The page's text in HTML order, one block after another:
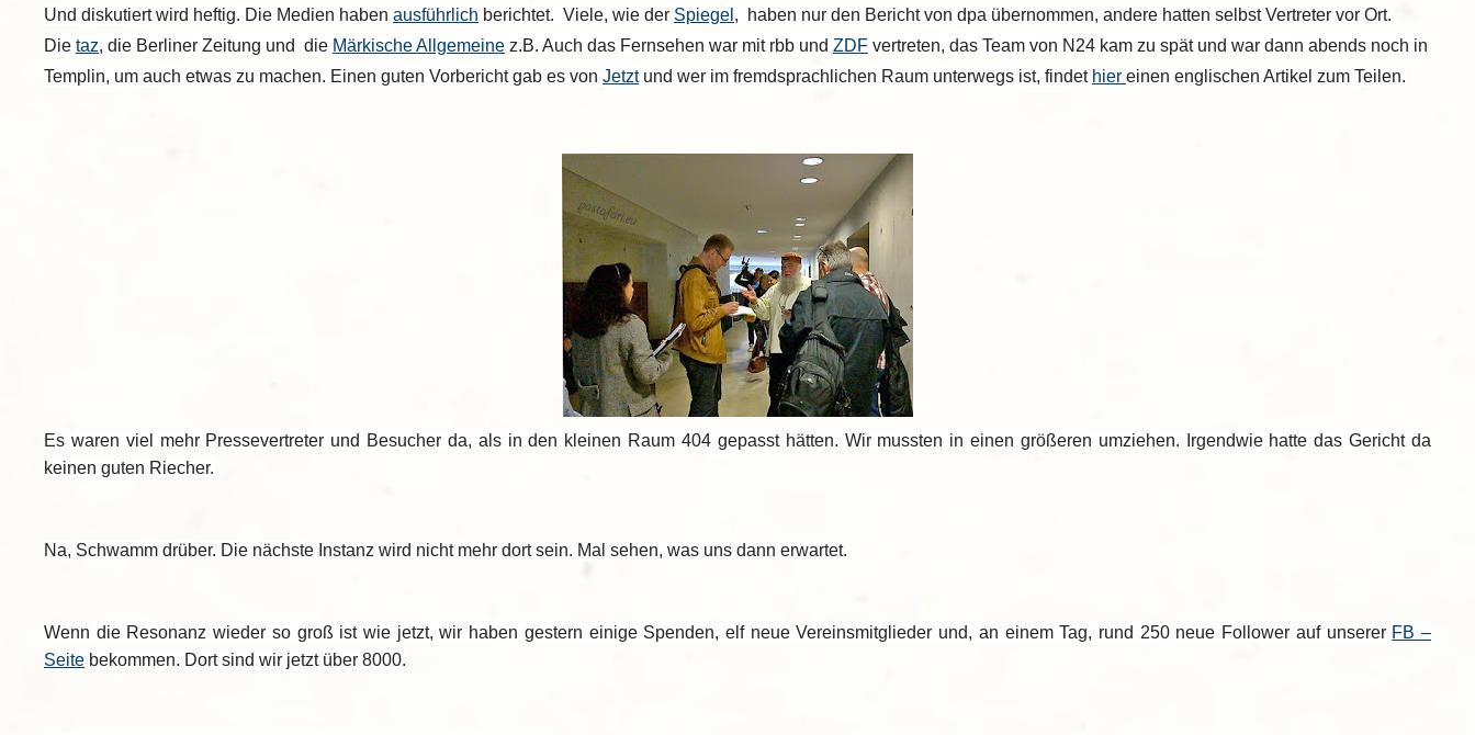
Und diskutiert wird heftig. Die Medien haben ausführlich berichtet. Viele, wie der Spiegel , haben nur den Bericht von dpa übernommen, andere hatten selbst Vertreter vor Ort.
Die taz, die Berliner Zeitung und die Märkische Allgemeine z.B. Auch das Fernsehen war mit rbb und ZDF vertreten, das Team von N24 kam zu spät und war dann abends noch in
Templin, um auch etwas zu machen. Einen guten Vorbericht gab es von Jetztund wer im fremdsprachlichen Raum unterwegs ist, findet hier einen englischen Artikel zum Teilen.
Es waren viel mehr Pressevertreter und Besucher da, als in den kleinen Raum 404 gepasst hätten. Wir mussten in einen größeren umziehen. Irgendwie hatte das Gericht da
keinen guten Riecher.
Na, Schwamm drüber. Die nächste Instanz wird nicht mehr dort sein. Mal sehen, was uns dann erwartet.
Wenn die Resonanz wieder so groß ist wie jetzt, wir haben gestern einige Spenden, elf neue Vereinsmitglieder und, an einem Tag, rund 250 neue Follower auf unserer FB –
Seite bekommen. Dort sind wir jetzt über 8000.